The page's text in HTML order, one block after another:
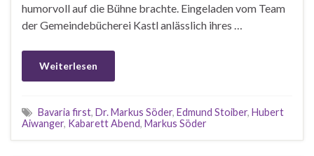
humorvoll auf die Bühne brachte. Eingeladen vom Team
der Gemeindebücherei Kastl anlässlich ihres …
Weiterlesen
Bavaria first, Dr. Markus Söder, Edmund Stoiber, Hubert
Aiwanger, Kabarett Abend, Markus Söder